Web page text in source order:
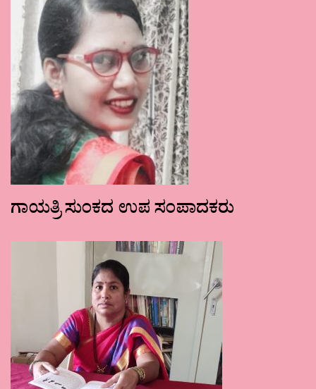
ಗಾಯತ್ರಿ ಸುಂಕದ ಉಪ ಸಂಪಾದಕರು